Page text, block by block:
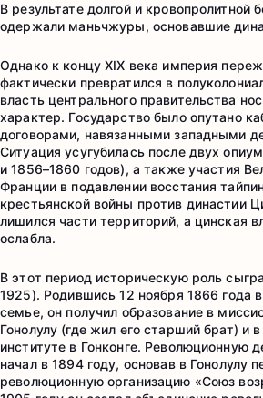
В результате долгой и кровопролитной
одержали маньчжуры, основавшие
Однако к концу XIX века империя
фактически превратился в
власть центрального правительства
характер. Государство было опутано
договорами, навязанными западными
Ситуация усугубилась после двух
и 1856–1860 годов), а также участия
Франции в подавлении восстания
крестьянской войны против династии
лишился части территорий, а цинская
ослабла.
В этот период историческую роль
1925). Родившись 12 ноября 1866 года
семье, он получил образование в
Гонолулу (где жил его старший брат) и
институте в Гонконге. Революционную
начал в 1894 году, основав в Гонолулу
революционную организацию «Союз